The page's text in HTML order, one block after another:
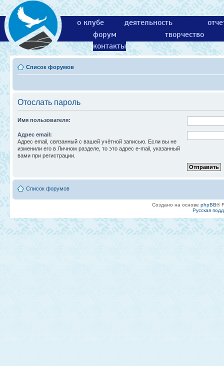
о клубе деятельность
форум
творчество
контакты
Список форумов
Отослать пароль
Имя пользователя:
Адрес email:
Адрес email, связанный с вашей учётной записью. Если вы не
изменили его в Личном разделе, то это адрес e-mail, указанный
вами при регистрации.
Список форумов
Создано на основе phpBB®
Русская